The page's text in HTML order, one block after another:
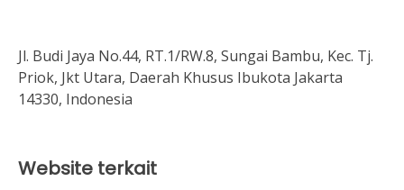
Jl. Budi Jaya No.44, RT.1/RW.8, Sungai Bambu, Kec. Tj.
Priok, Jkt Utara, Daerah Khusus Ibukota Jakarta
14330, Indonesia
Website terkait